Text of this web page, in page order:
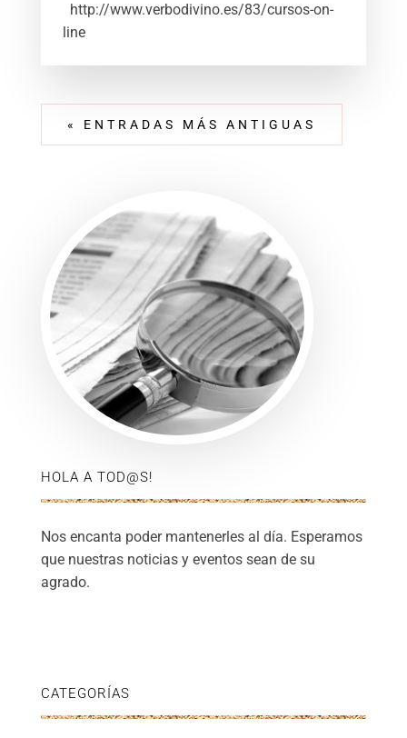
http://www.verbodivino.es/83/cursos-on-
line
« ENTRADAS MÁS ANTIGUAS
HOLA A TOD@S!
Nos encanta poder mantenerles al día. Esperamos
que nuestras noticias y eventos sean de su
agrado.
CATEGORÍAS